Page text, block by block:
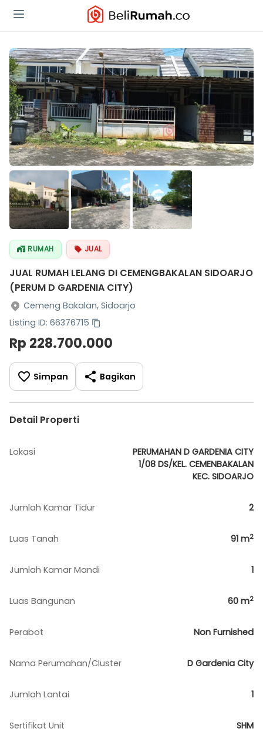
RUMAH JUAL
JUAL RUMAH LELANG DI CEMENGBAKALAN SIDOARJO
(PERUM D GARDENIA CITY)
Cemeng Bakalan, Sidoarjo
Listing ID: 66376715
Rp 228.700.000
Simpan Bagikan
Detail Properti
Lokasi
PERUMAHAN D GARDENIA CITY
1/08 DS/KEL. CEMENBAKALAN
KEC. SIDOARJO
Jumlah Kamar Tidur 2
Luas Tanah 91 m2
Jumlah Kamar Mandi 1
Luas Bangunan 60 m2
Perabot Non Furnished
Nama Perumahan/Cluster D Gardenia City
Jumlah Lantai 1
Sertifikat Unit SHM